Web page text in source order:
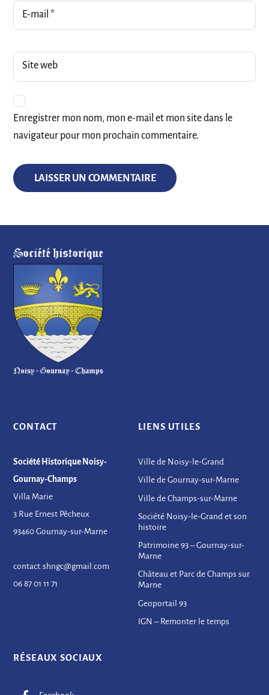
E-mail*
Site web
Enregistrer mon nom, mon e-mail et mon site dans le
navigateur pour mon prochain commentaire.
CONTACT
Société Historique Noisy-
Gournay-Champs
Villa Marie
3 Rue Ernest Pêcheux
93460 Gournay-sur-Marne
contact.shngc@gmail.com
06 87 01 11 71
LIENS UTILES
Ville de Noisy-le-Grand
Ville de Gournay-sur-Marne
Ville de Champs-sur-Marne
Société Noisy-le-Grand et son
histoire
Patrimoine 93 – Gournay-sur-
Marne
Château et Parc de Champs sur
Marne
Geoportail 93
IGN – Remonter le temps
RÉSEAUX SOCIAUX